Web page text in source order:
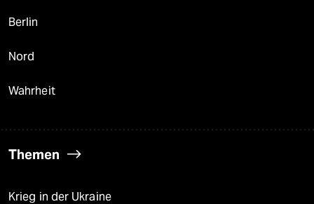
Berlin
Nord
Wahrheit
Themen
Krieg in der Ukraine